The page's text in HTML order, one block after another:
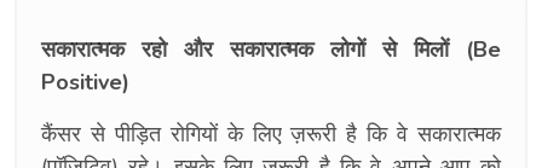
सकारात्मक रहो और सकारात्मक लोगों से मिलों (Be
Positive)
कैंसर से पीड़ित रोगियों के लिए ज़रूरी है कि वे सकारात्मक